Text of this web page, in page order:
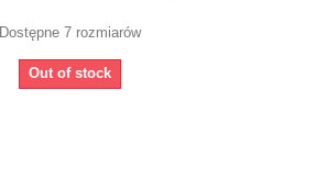
Dostępne 7 rozmiarów
Out of stock